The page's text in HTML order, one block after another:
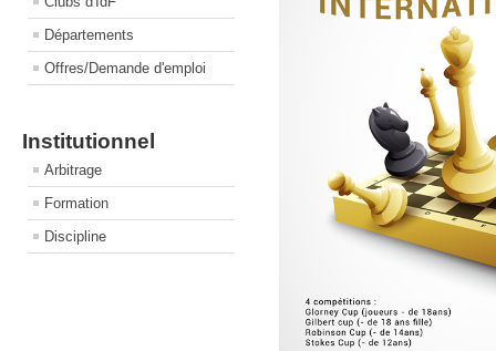
Départements
Offres/Demande d'emploi
Institutionnel
Arbitrage
Formation
Discipline